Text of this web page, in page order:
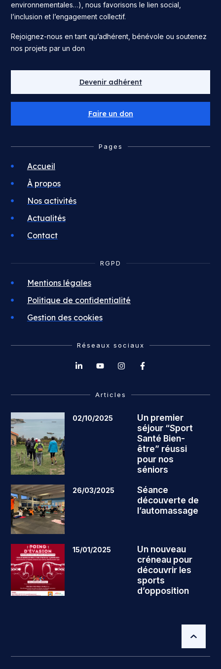
environnementales…), nous favorisons le lien social,
l’inclusion et l’engagement collectif.
Rejoignez-nous en tant qu’adhérent, bénévole ou soutenez
nos projets par un don
Devenir adhérent
Faire un don
Pages
Accueil
À propos
Nos activités
Actualités
Contact
RGPD
Mentions légales
Politique de confidentialité
Gestion des cookies
Réseaux sociaux
Articles
02/10/2025
Un premier
séjour “Sport
Santé Bien-
être” réussi
pour nos
séniors
26/03/2025
Séance
découverte de
l’automassage
15/01/2025
Un nouveau
créneau pour
découvrir les
sports
d’opposition